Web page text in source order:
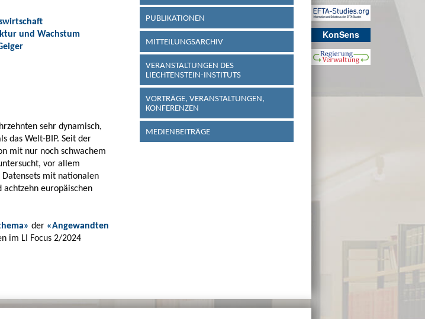
KonSens
und Wachstum
sehr dynamisch,
das Welt-BIP. Seit der
mit nur noch schwachem
vor allem
mit nationalen
europäischen
der «Angewandten
im LI Focus 2/2024
PUBLIKATIONEN
MITTEILUNGSARCHIV
VERANSTALTUNGEN DES
LIECHTENSTEIN-INSTITUTS
VORTRÄGE, VERANSTALTUNGEN,
KONFERENZEN
MEDIENBEITRÄGE